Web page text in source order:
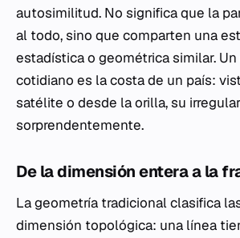
autosimilitud. No significa que la
al todo, sino que comparten una
estadística o geométrica similar.
cotidiano es la costa de un país:
satélite o desde la orilla, su
sorprendentemente.
De la dimensión entera a la
La geometría tradicional clasifica
dimensión topológica: una línea